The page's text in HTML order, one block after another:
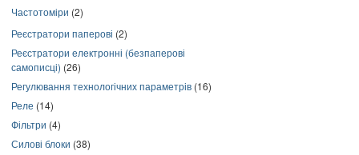
Частотоміри (2)
Реєстратори паперові (2)
Реєстратори електронні (безпаперові
самописці) (26)
Регулювання технологічних параметрів (16)
Реле (14)
Фільтри (4)
Силові блоки (38)